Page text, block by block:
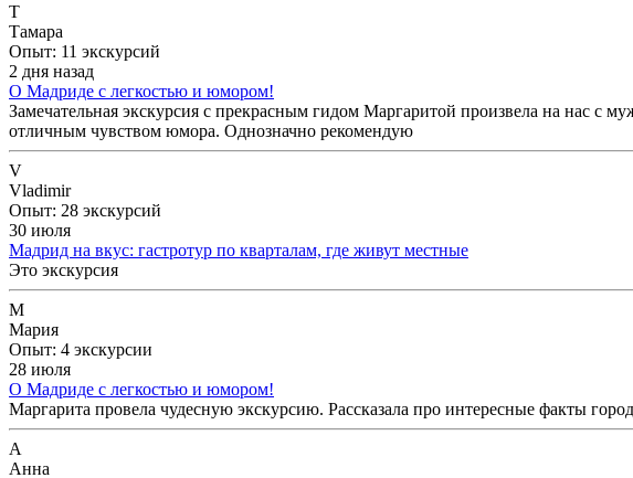
Т
Тамара
Опыт: 11 экскурсий
2 дня назад
О Мадриде с легкостью и юмором!
Замечательная экскурсия с прекрасным гидом Маргаритой произвела на нас с
отличным чувством юмора. Однозначно рекомендую
V
Vladimir
Опыт: 28 экскурсий
30 июля
Мадрид на вкус: гастротур по кварталам, где живут местные
Это экскурсия
М
Мария
Опыт: 4 экскурсии
28 июля
О Мадриде с легкостью и юмором!
Маргарита провела чудесную экскурсию. Рассказала про интересные факты
А
Анна